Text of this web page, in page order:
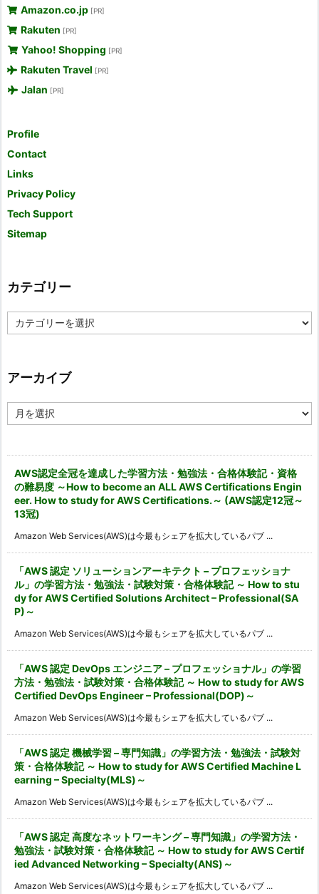
Amazon.co.jp [PR]
Rakuten [PR]
Yahoo! Shopping [PR]
Rakuten Travel [PR]
Jalan [PR]
Profile
Contact
Links
Privacy Policy
Tech Support
Sitemap
カテゴリー
テ
ー
アーカイブ
ー
AWS認定全冠を達成した学習方法・勉強法・合格体験記・資格
の難易度 ～How to become an ALL AWS Certifications Engin
eer. How to study for AWS Certifications.～ (AWS認定12冠～
13冠)
Amazon Web Services(AWS)は今最もシェアを拡大しているパブ ...
「AWS 認定 ソリューションアーキテクト – プロフェッショナ
ル」の学習方法・勉強法・試験対策・合格体験記 ～ How to stu
dy for AWS Certified Solutions Architect – Professional(SA
P)～
Amazon Web Services(AWS)は今最もシェアを拡大しているパブ ...
「AWS 認定 DevOps エンジニア – プロフェッショナル」の学習
方法・勉強法・試験対策・合格体験記 ～ How to study for AWS
Certified DevOps Engineer – Professional(DOP)～
Amazon Web Services(AWS)は今最もシェアを拡大しているパブ ...
「AWS 認定 機械学習 – 専門知識」の学習方法・勉強法・試験対
策・合格体験記 ～ How to study for AWS Certified Machine L
earning – Specialty(MLS)～
Amazon Web Services(AWS)は今最もシェアを拡大しているパブ ...
「AWS 認定 高度なネットワーキング – 専門知識」の学習方法・
勉強法・試験対策・合格体験記 ～ How to study for AWS Certif
ied Advanced Networking – Specialty(ANS)～
Amazon Web Services(AWS)は今最もシェアを拡大しているパブ ...